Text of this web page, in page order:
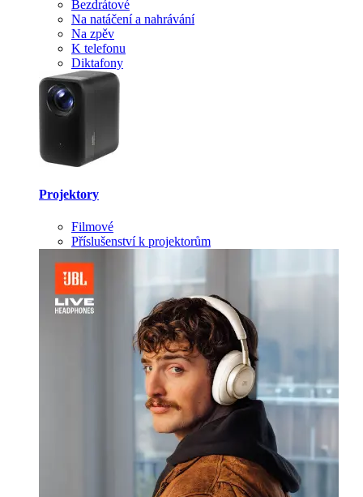
Bezdrátové
Na natáčení a nahrávání
Na zpěv
K telefonu
Diktafony
Projektory
Filmové
Příslušenství k projektorům